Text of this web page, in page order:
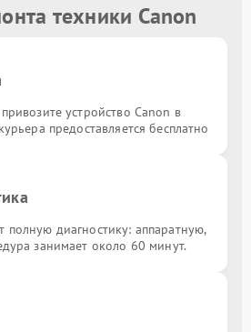
техники Canon
устройство Canon в
предоставляется бесплатно
диагностику: аппаратную,
занимает около 60 минут.